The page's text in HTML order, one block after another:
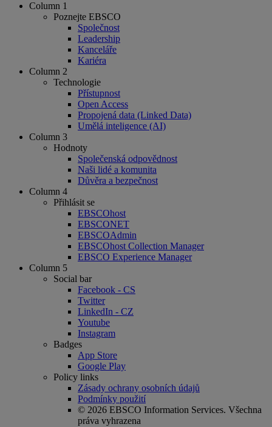
Column 1
Poznejte EBSCO
Společnost
Leadership
Kanceláře
Kariéra
Column 2
Technologie
Přístupnost
Open Access
Propojená data (Linked Data)
Umělá inteligence (AI)
Column 3
Hodnoty
Společenská odpovědnost
Naši lidé a komunita
Důvěra a bezpečnost
Column 4
Přihlásit se
EBSCOhost
EBSCONET
EBSCOAdmin
EBSCOhost Collection Manager
EBSCO Experience Manager
Column 5
Social bar
Facebook - CS
Twitter
LinkedIn - CZ
Youtube
Instagram
Badges
App Store
Google Play
Policy links
Zásady ochrany osobních údajů
Podmínky použití
© 2026 EBSCO Information Services. Všechna
práva vyhrazena